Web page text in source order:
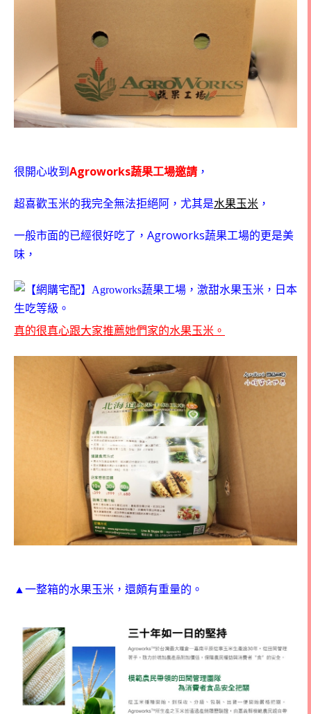
很開心收到 Agroworks蔬果工場邀請 ，
超喜歡玉米的我完全無法拒絕阿，尤其是水果玉米 ，
一般市面的已經很好吃了， Agroworks蔬果工場的更是美
味，
真的很真心跟大家推薦她們家的水果玉米。
▲一整箱的水果玉米，還頗有重量的。